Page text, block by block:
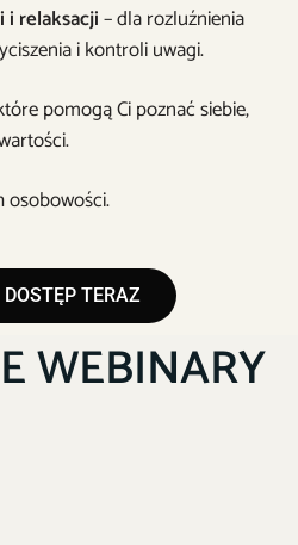
i relaksacji– dla rozluźnienia
i kontroli uwagi.
pomogą Ci poznać siebie,
osobowości.
DOSTĘP TERAZ
WEBINARY